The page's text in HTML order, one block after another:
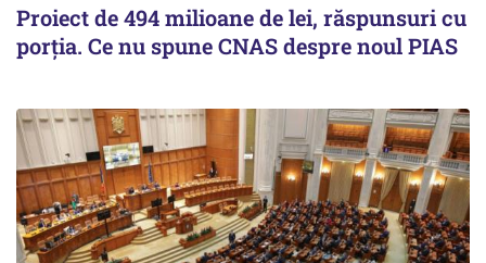
Proiect de 494 milioane de lei, răspunsuri cu
porția. Ce nu spune CNAS despre noul PIAS